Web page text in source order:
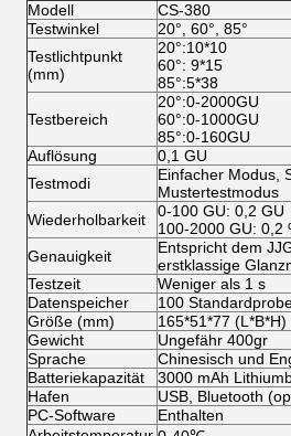
Modell
CS-380
Testwinkel
20°, 60°, 85°
Testlichtpunkt
(mm)
20°:10*10
60°: 9*15
85°:5*38
Testbereich
20°:0-2000GU
60°:0-1000GU
85°:0-160GU
Auflösung
0,1 GU
Testmodi
Einfacher Modus,
Mustertestmodus
Wiederholbarkeit
0-100 GU: 0,2 GU
100-2000 GU: 0,2
Genauigkeit
Entspricht dem
erstklassige
Testzeit
Weniger als 1 s
Datenspeicher
100
Größe (mm)
165*51*77 (L*B*H)
Gewicht
Ungefähr 400gr
Sprache
Chinesisch und
Batteriekapazität
3000 mAh
Hafen
USB, Bluetooth
PC-Software
Enthalten